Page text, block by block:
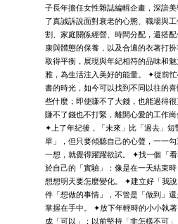
子長年擔任女性雜誌編輯企畫，深諳
了真誠訴說面對衰老的心態、職場與
割、家庭關係經營、時間分配，還搭
康與體態的保養，以及合適的衣著打
取得平衡，展現與年紀相符的品味和
雅，為生活注入美好的能量。 ✦從前
書的時光，如今可以找到不同以往的
些什麼；即使賺不了大錢，也能過得
賺不了錢也不打緊，離開心愛的工作崗
✦上了年紀後，「未來」比「過去」短
單」，但只要傾聽自己的心聲，一一
一想，就覺得躍躍欲試。 ✦找一個「
於自己的「實驗」：像是在一天結束時
想想明天要怎麼變化。 ✦建立好「我
件「想做的事情」，不管是「做到」
掌握在手中。 ✦放下年輕時的小小執
成「可以」；以前堅持「非怎樣不可